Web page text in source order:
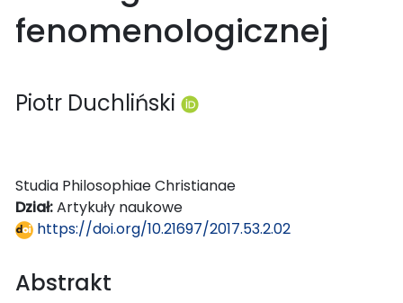
fenomenologicznej
Piotr Duchliński
Studia Philosophiae Christianae
Dział:Artykuły naukowe
https://doi.org/10.21697/2017.53.2.02
Abstrakt